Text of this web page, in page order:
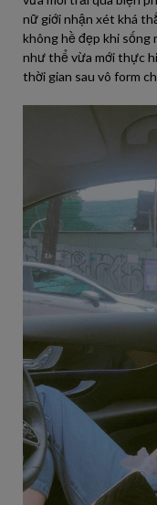
nữ giới nhận xét khá
không hề đẹp khi sống
như thể vừa mới thực
thời gian sau vô form